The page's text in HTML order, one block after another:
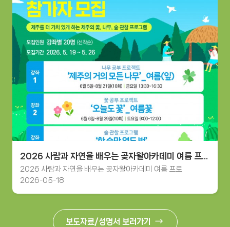
2026 사람과 자연을 배우는 곶자왈아카데미 여름 프로그램...
2026 사람과 자연을 배우는 곶자왈아카데미 여름 프로
2026-05-18
보도자료/성명서 보러가기